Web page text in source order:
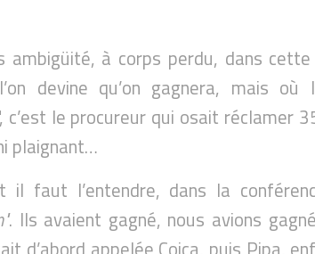
ambigüité, à corps perdu, dans
devine qu’on gagnera, mais où
c’est le procureur qui osait réclamer
plaignant…
il faut l’entendre, dans la
. Ils avaient gagné, nous avions